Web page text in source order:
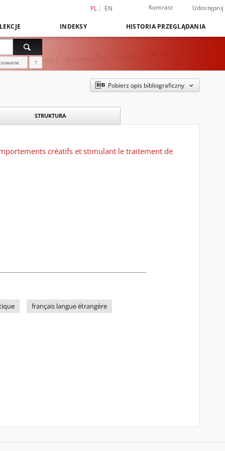
PL EN Kontrast Udostępnij
INDEKSY HISTORIA PRZEGLĄDANIA
?
Pobierz opis bibliograficzny
STRUKTURA
créatifs et stimulant le traitement de
français langue étrangère